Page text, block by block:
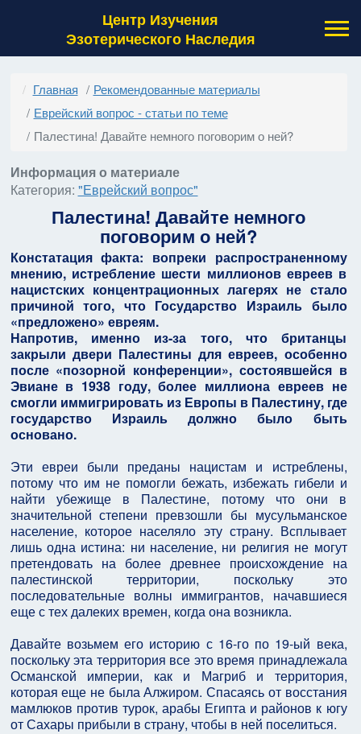
Центр Изучения
Эзотерического Наследия
Главная
Рекомендованные материалы
Еврейский вопрос - статьи по теме
Палестина! Давайте немного поговорим о ней?
Информация о материале
Категория: "Еврейский вопрос"
Палестина! Давайте немного
поговорим о ней?
Констатация факта: вопреки распространенному
мнению, истребление шести миллионов евреев в
нацистских концентрационных лагерях не стало
причиной того, что Государство Израиль было
«предложено» евреям.
Напротив, именно из-за того, что британцы
закрыли двери Палестины для евреев, особенно
после «позорной конференции», состоявшейся в
Эвиане в 1938 году, более миллиона евреев не
смогли иммигрировать из Европы в Палестину, где
государство Израиль должно было быть
основано.
Эти евреи были преданы нацистам и истреблены,
потому что им не помогли бежать, избежать гибели и
найти убежище в Палестине, потому что они в
значительной степени превзошли бы мусульманское
население, которое населяло эту страну. Всплывает
лишь одна истина: ни население, ни религия не могут
претендовать на более древнее происхождение на
палестинской территории, поскольку это
последовательные волны иммигрантов, начавшиеся
еще с тех далеких времен, когда она возникла.
Давайте возьмем его историю с 16-го по 19-ый века,
поскольку эта территория все это время принадлежала
Османской империи, как и Магриб и территория,
которая еще не была Алжиром. Спасаясь от восстания
мамлюков против турок, арабы Египта и районов к югу
от Сахары прибыли в страну, чтобы в ней поселиться.